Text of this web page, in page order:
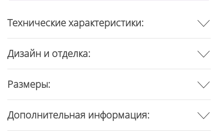
Технические характеристики:
Дизайн и отделка:
Размеры:
Дополнительная информация: